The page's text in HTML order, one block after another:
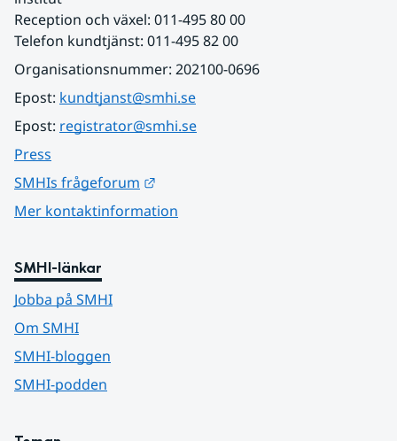
Reception och växel: 011-495 80 00
Telefon kundtjänst: 011-495 82 00
Organisationsnummer: 202100-0696
Epost: kundtjanst@smhi.se
Epost: registrator@smhi.se
Press
SMHIs frågeforum
Mer kontaktinformation
SMHI-länkar
Jobba på SMHI
Om SMHI
SMHI-bloggen
SMHI-podden